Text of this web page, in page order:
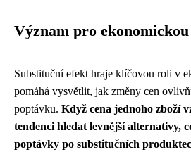
Význam pro
Substituční efekt hraje klíčovou roli v
pomáhá vysvětlit, jak změny cen
poptávku. Když cena jednoho zboží
tendenci hledat levnější alternativy,
poptávky po substitučních